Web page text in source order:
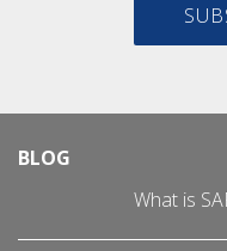
BLOG
What is